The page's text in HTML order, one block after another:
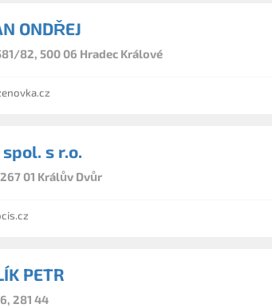
ONDŘEJ
82, 500 06 Hradec Králové
spol. s r.o.
01 Králův Dvůr
PETR
281 44